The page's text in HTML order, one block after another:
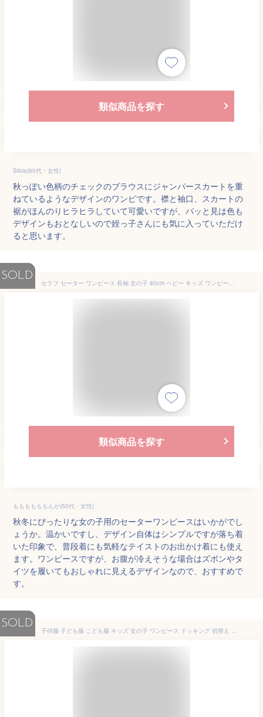
類似商品を探す
Silvia(60代・女性)
秋っぽい色柄のチェックのブラウスにジャンパースカートを重
ねているようなデザインのワンピです。襟と袖口、スカートの
裾がほんのりヒラヒラしていて可愛いですが、パッと見は色も
デザインもおとなしいので姪っ子さんにも気に入っていただけ
ると思います。
SOLD
セラフ セーター ワンピース 長袖 女の子 80cm ベビー キッズ ワンピース 秋冬 キナリ ネイビー ワンピ セーター ベビー服 子供服 トップス シンプル ベビー 幼稚園 保育園 赤ちゃん おしゃれ seraph
類似商品を探す
ももももももんが(50代・女性)
秋冬にぴったりな女の子用のセーターワンピースはいかがでし
ょうか。温かいですし、デザイン自体はシンプルですが落ち着
いた印象で、普段着にも気軽なテイストのお出かけ着にも使え
ます。ワンピースですが、お腹が冷えそうな場合はズボンやタ
イツを履いてもおしゃれに見えるデザインなので、おすすめで
す。
SOLD
子供服 子ども服 こども服 キッズ 女の子 ワンピース ドッキング 切替え ミドルハイネック 千鳥柄 裾フリル ポケット 秋 冬 100 110 120 130 140 150 ◇ドッキングワンピ◇